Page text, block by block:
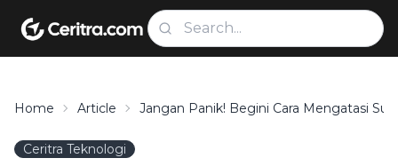
Home Article Jangan Panik! Begini Cara Mengatasi
Ceritra Teknologi